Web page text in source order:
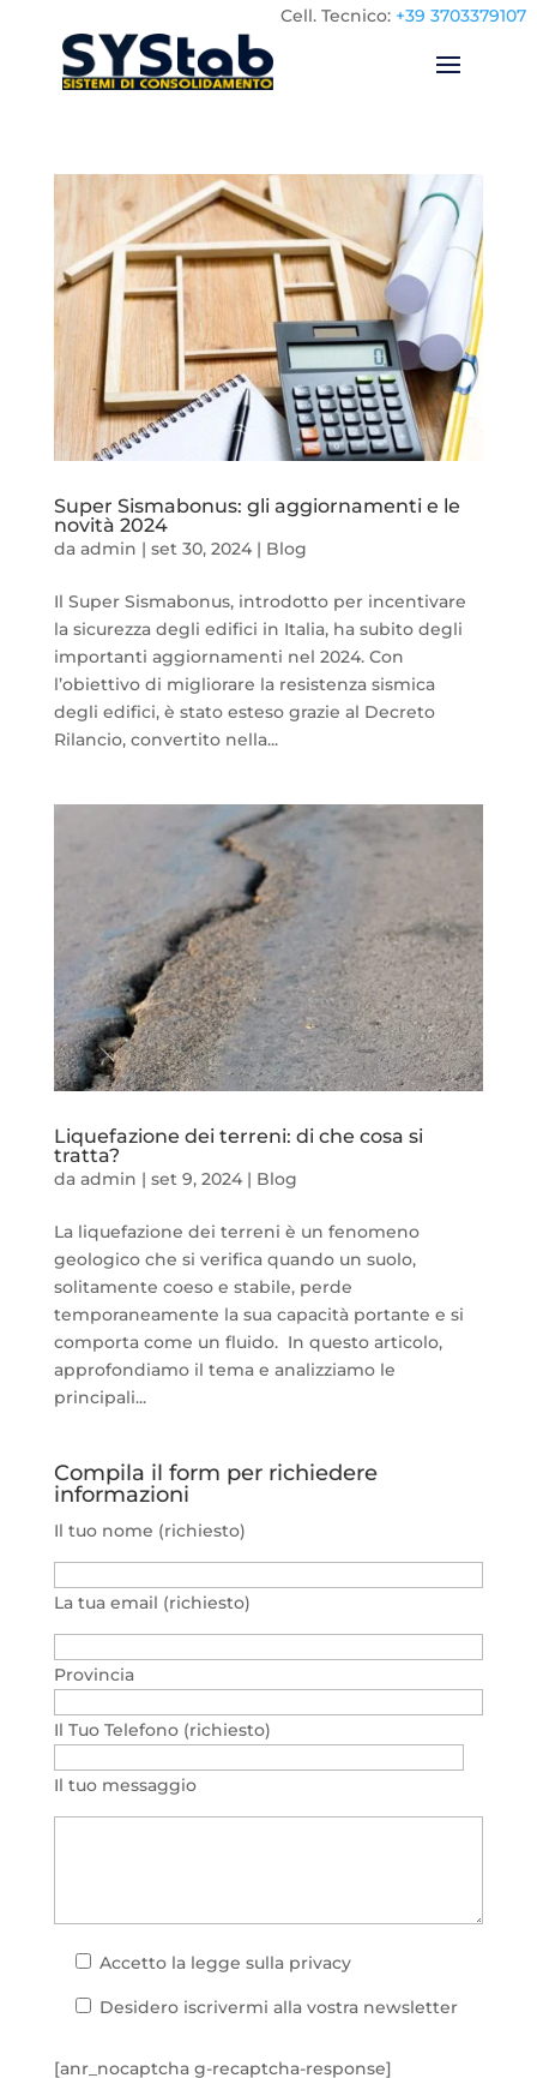
Cell. Tecnico: +39 3703379107
Super Sismabonus: gli aggiornamenti e le
novità 2024
da admin | set 30, 2024| Blog
Il Super Sismabonus, introdotto per incentivare
la sicurezza degli edifici in Italia, ha subito degli
importanti aggiornamenti nel 2024. Con
l’obiettivo di migliorare la resistenza sismica
degli edifici, è stato esteso grazie al Decreto
Rilancio, convertito nella...
Liquefazione dei terreni: di che cosa si
tratta?
da admin | set 9, 2024| Blog
La liquefazione dei terreni è un fenomeno
geologico che si verifica quando un suolo,
solitamente coeso e stabile, perde
temporaneamente la sua capacità portante e si
comporta come un fluido. In questo articolo,
approfondiamo il tema e analizziamo le
principali...
Compila il form per richiedere
informazioni
Il tuo nome (richiesto)
La tua email (richiesto)
Provincia
Il Tuo Telefono (richiesto)
Il tuo messaggio
Accetto la legge sulla privacy
Desidero iscrivermi alla vostra newsletter
[anr_nocaptcha g-recaptcha-response]